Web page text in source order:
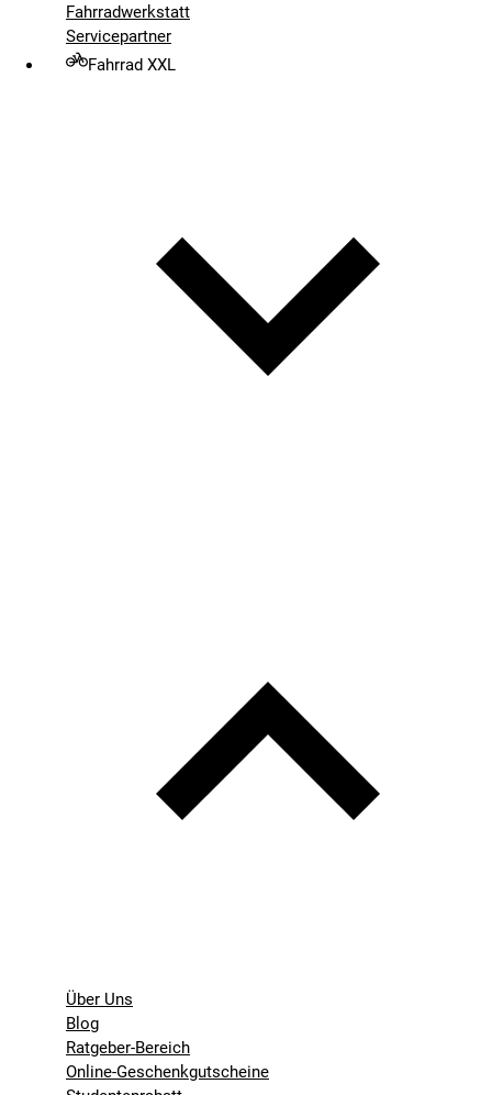
Fahrradwerkstatt
Servicepartner
Fahrrad XXL
Über Uns
Blog
Ratgeber-Bereich
Online-Geschenkgutscheine